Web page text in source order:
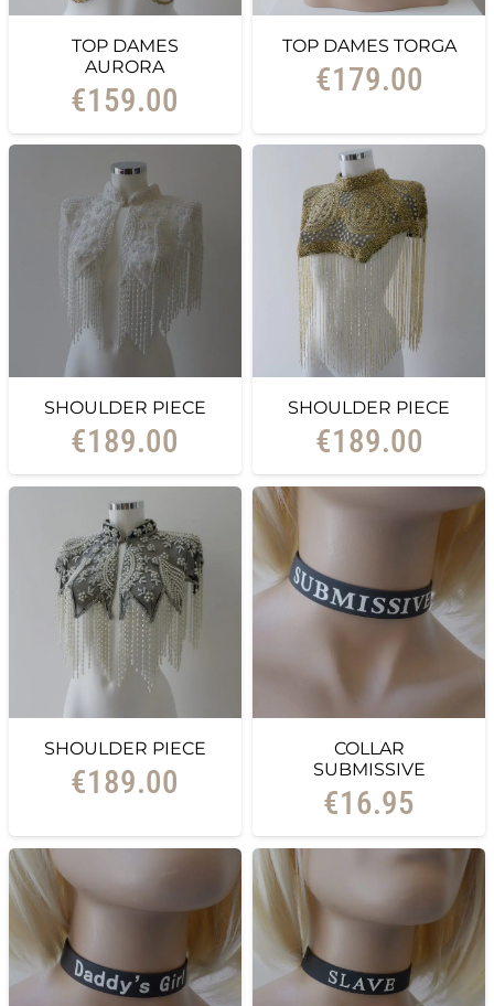
TOP DAMES
AURORA
€159.00
TOP DAMES TORGA
€179.00
SHOULDER PIECE
€189.00
SHOULDER PIECE
€189.00
SHOULDER PIECE
€189.00
COLLAR
SUBMISSIVE
€16.95